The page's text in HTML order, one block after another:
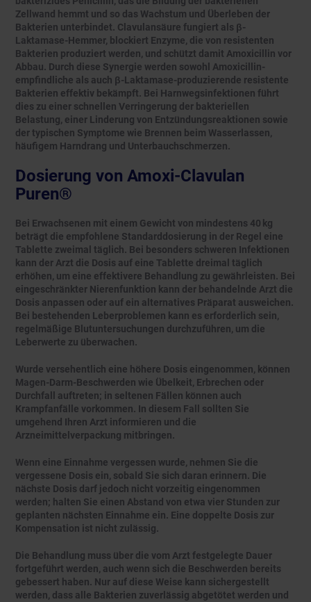
Zellwand hemmt und so das Wachstum und Überleben der
Bakterien unterbindet. Clavulansäure fungiert als β-
Laktamase-Hemmer, blockiert Enzyme, die von resistenten
Bakterien produziert werden, und schützt damit Amoxicillin vor
Abbau. Durch diese Synergie werden sowohl Amoxicillin-
empfindliche als auch β-Laktamase-produzierende resistente
Bakterien effektiv bekämpft. Bei Harnwegsinfektionen führt
dies zu einer schnellen Verringerung der bakteriellen
Belastung, einer Linderung von Entzündungsreaktionen sowie
der typischen Symptome wie Brennen beim Wasserlassen,
häufigem Harndrang und Unterbauchschmerzen.
Dosierung von Amoxi-Clavulan
Puren®
Bei Erwachsenen mit einem Gewicht von mindestens 40 kg
beträgt die empfohlene Standarddosierung in der Regel eine
Tablette zweimal täglich. Bei besonders schweren Infektionen
kann der Arzt die Dosis auf eine Tablette dreimal täglich
erhöhen, um eine effektivere Behandlung zu gewährleisten. Bei
eingeschränkter Nierenfunktion kann der behandelnde Arzt die
Dosis anpassen oder auf ein alternatives Präparat ausweichen.
Bei bestehenden Leberproblemen kann es erforderlich sein,
regelmäßige Blutuntersuchungen durchzuführen, um die
Leberwerte zu überwachen.
Wurde versehentlich eine höhere Dosis eingenommen, können
Magen-Darm-Beschwerden wie Übelkeit, Erbrechen oder
Durchfall auftreten; in seltenen Fällen können auch
Krampfanfälle vorkommen. In diesem Fall sollten Sie
umgehend Ihren Arzt informieren und die
Arzneimittelverpackung mitbringen.
Wenn eine Einnahme vergessen wurde, nehmen Sie die
vergessene Dosis ein, sobald Sie sich daran erinnern. Die
nächste Dosis darf jedoch nicht vorzeitig eingenommen
werden; halten Sie einen Abstand von etwa vier Stunden zur
geplanten nächsten Einnahme ein. Eine doppelte Dosis zur
Kompensation ist nicht zulässig.
Die Behandlung muss über die vom Arzt festgelegte Dauer
fortgeführt werden, auch wenn sich die Beschwerden bereits
gebessert haben. Nur auf diese Weise kann sichergestellt
werden, dass alle Bakterien zuverlässig abgetötet werden und